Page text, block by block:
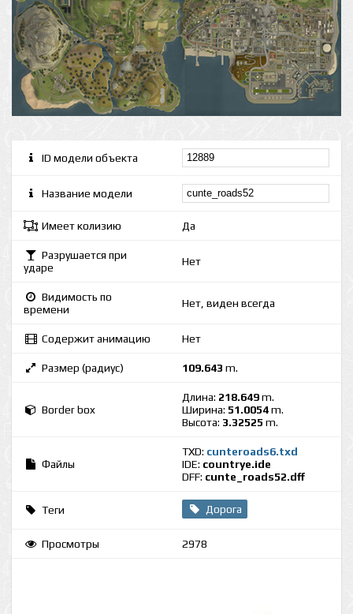
ID модели объекта
Название модели
Имеет колизию Да
Разрушается при
ударе
Нет
Видимость по
времени
Нет, виден всегда
Содержит анимацию Нет
Размер (радиус) 109.643 m.
Border box
Длина: 218.649m.
Ширина: 51.0054m.
Высота: 3.32525 m.
Файлы
TXD: cunteroads6.txd
IDE: countrye.ide
DFF: cunte_roads52.dff
Теги Дорога
Просмотры 2978